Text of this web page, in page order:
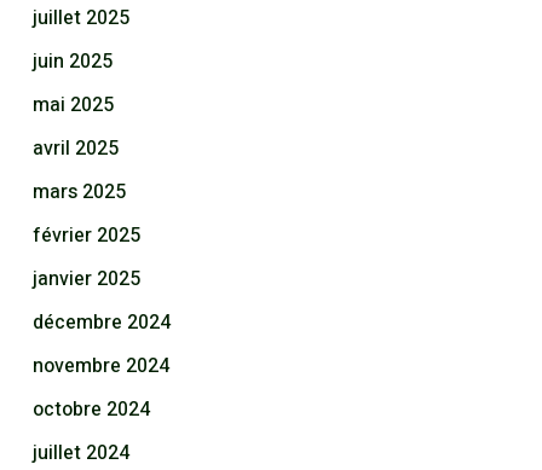
juillet 2025
juin 2025
mai 2025
avril 2025
mars 2025
février 2025
janvier 2025
décembre 2024
novembre 2024
octobre 2024
juillet 2024